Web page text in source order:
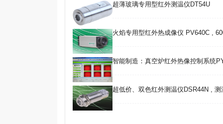
超薄玻璃专用型红外测温仪DT54U
火焰专用型红外热成像仪 PV640C ,
智能制造：真空炉红外热像控制系统
超低价、双色红外测温仪DSR44N , 测